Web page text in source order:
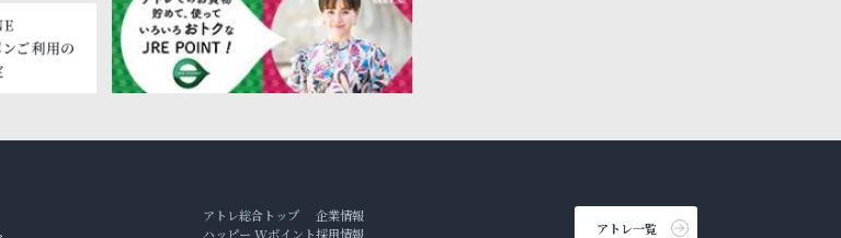
アトレ総合トップ
ハッピー Wポイント
企業情報
採用情報
アトレ一覧